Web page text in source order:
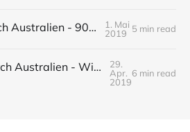
Roadtrip durch Australien - 90 Mile Beach
1. Mai
2019 5 min read
Roadtrip durch Australien - Wilsons Promontory National Park
29.
Apr.
2019
6 min read